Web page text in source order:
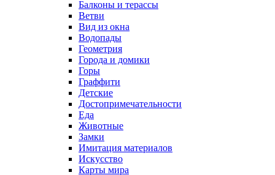
Балконы и терассы
Ветви
Вид из окна
Водопады
Геометрия
Города и домики
Горы
Граффити
Детские
Достопримечательности
Еда
Животные
Замки
Имитация материалов
Искусство
Карты мира